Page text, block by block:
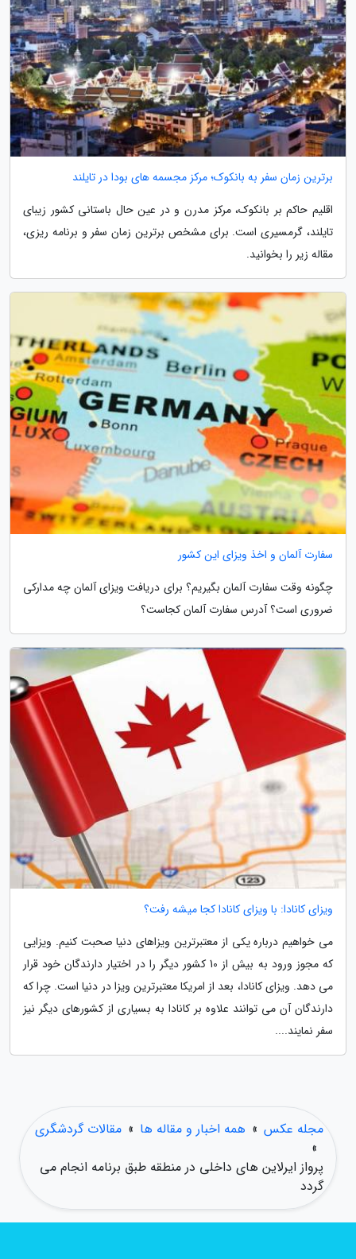
برترین زمان سفر به بانکوک؛ مرکز مجسمه های بودا در تایلند
اقلیم حاکم بر بانکوک، مرکز مدرن و در عین حال باستانی کشور زیبای
تایلند، گرمسیری است. برای مشخص برترین زمان سفر و برنامه ریزی،
مقاله زیر را بخوانید.
سفارت آلمان و اخذ ویزای این کشور
چگونه وقت سفارت آلمان بگیریم؟ برای دریافت ویزای آلمان چه مدارکی
ضروری است؟ آدرس سفارت آلمان کجاست؟
ویزای کانادا: با ویزای کانادا کجا میشه رفت؟
می خواهیم درباره یکی از معتبرترین ویزاهای دنیا صحبت کنیم. ویزایی
که مجوز ورود به بیش از 10 کشور دیگر را در اختیار دارندگان خود قرار
می دهد. ویزای کانادا، بعد از امریکا معتبرترین ویزا در دنیا است. چرا که
دارندگان آن می توانند علاوه بر کانادا به بسیاری از کشورهای دیگر نیز
سفر نمایند....
مجله عکس » همه اخبار و مقاله ها » مقالات گردشگری
»
پرواز ایرلاین های داخلی در منطقه طبق برنامه انجام می
گردد